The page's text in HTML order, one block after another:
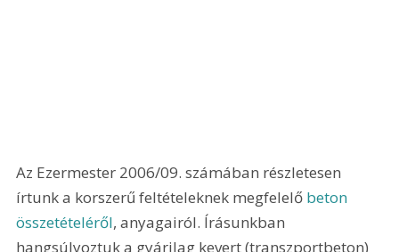
Az Ezermester 2006/09. számában részletesen
írtunk a korszerű feltételeknek megfelelő beton
összetételéről, anyagairól. Írásunkban
hangsúlyoztuk a gyárilag kevert (transzportbeton)